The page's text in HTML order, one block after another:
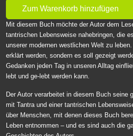
Mit diesem Buch möchte der Autor dem
tantrischen Lebensweise nahebringen, die
unserer modernen westlichen Welt zu
erklärt werden, sondern es soll gezeigt
Gedanken jeden Tag in unseren Alltag
lebt und ge-lebt werden kann.
Der Autor verarbeitet in diesem Buch seine
mit Tantra und einer tantrischen
über Menschen, mit denen dieses Buch
Leben entnommen – und es sind auch die